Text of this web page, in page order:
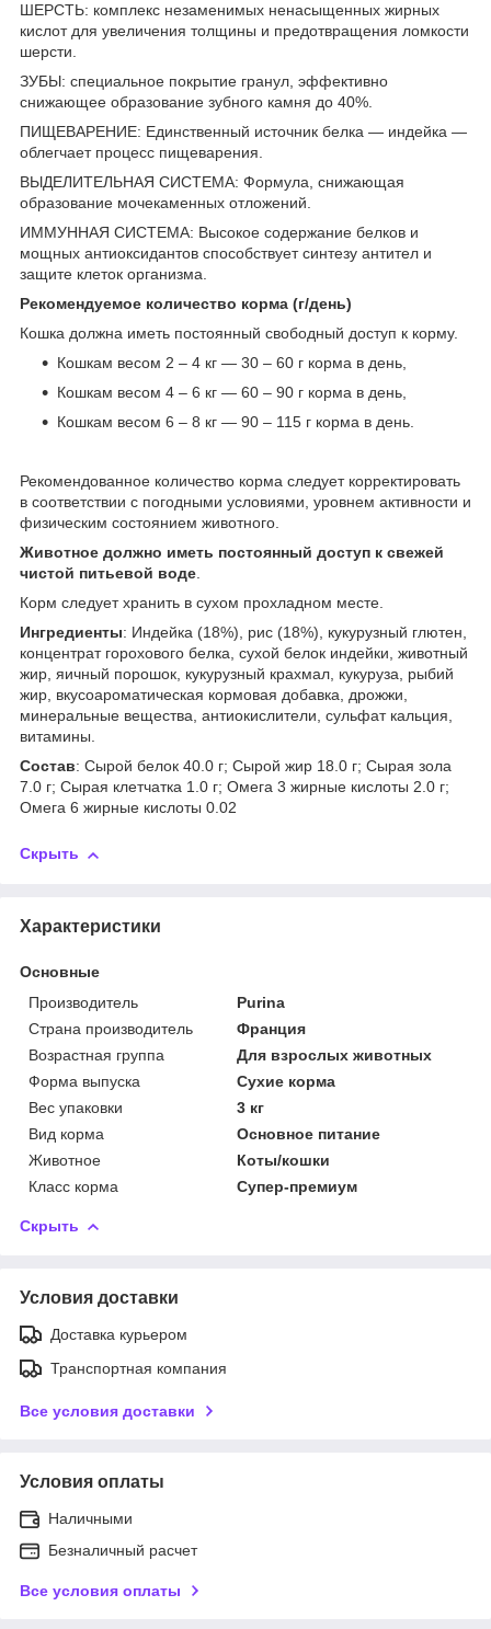
ШЕРСТЬ: комплекс незаменимых ненасыщенных жирных
кислот для увеличения толщины и предотвращения ломкости
шерсти.
ЗУБЫ: специальное покрытие гранул, эффективно
снижающее образование зубного камня до 40%.
ПИЩЕВАРЕНИЕ: Единственный источник белка — индейка —
облегчает процесс пищеварения.
ВЫДЕЛИТЕЛЬНАЯ СИСТЕМА: Формула, снижающая
образование мочекаменных отложений.
ИММУННАЯ СИСТЕМА: Высокое содержание белков и
мощных антиоксидантов способствует синтезу антител и
защите клеток организма.
Рекомендуемое количество корма (г/день)
Кошка должна иметь постоянный свободный доступ к корму.
Кошкам весом 2 – 4 кг — 30 – 60 г корма в день,
Кошкам весом 4 – 6 кг — 60 – 90 г корма в день,
Кошкам весом 6 – 8 кг — 90 – 115 г корма в день.
Рекомендованное количество корма следует корректировать
в соответствии с погодными условиями, уровнем активности и
физическим состоянием животного.
Животное должно иметь постоянный доступ к свежей
чистой питьевой воде.
Корм следует хранить в сухом прохладном месте.
Ингредиенты: Индейка (18%), рис (18%), кукурузный глютен,
концентрат горохового белка, сухой белок индейки, животный
жир, яичный порошок, кукурузный крахмал, кукуруза, рыбий
жир, вкусоароматическая кормовая добавка, дрожжи,
минеральные вещества, антиокислители, сульфат кальция,
витамины.
Состав: Сырой белок 40.0 г; Сырой жир 18.0 г; Сырая зола
7.0 г; Сырая клетчатка 1.0 г; Омега 3 жирные кислоты 2.0 г;
Омега 6 жирные кислоты 0.02
Скрыть
Характеристики
Основные
Производитель
Purina
Страна производитель
Франция
Возрастная группа
Для взрослых животных
Форма выпуска
Сухие корма
Вес упаковки
3 кг
Вид корма
Основное питание
Животное
Коты/кошки
Класс корма
Супер-премиум
Скрыть
Условия доставки
Доставка курьером
Транспортная компания
Все условия доставки
Условия оплаты
Наличными
Безналичный расчет
Все условия оплаты